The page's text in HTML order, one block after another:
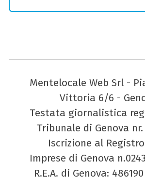
Mentelocale Web Srl -
Vittoria 6/6 -
Testata giornalistica
Tribunale di Genova nr.
Iscrizione al
Imprese di Genova
R.E.A. di Genova: